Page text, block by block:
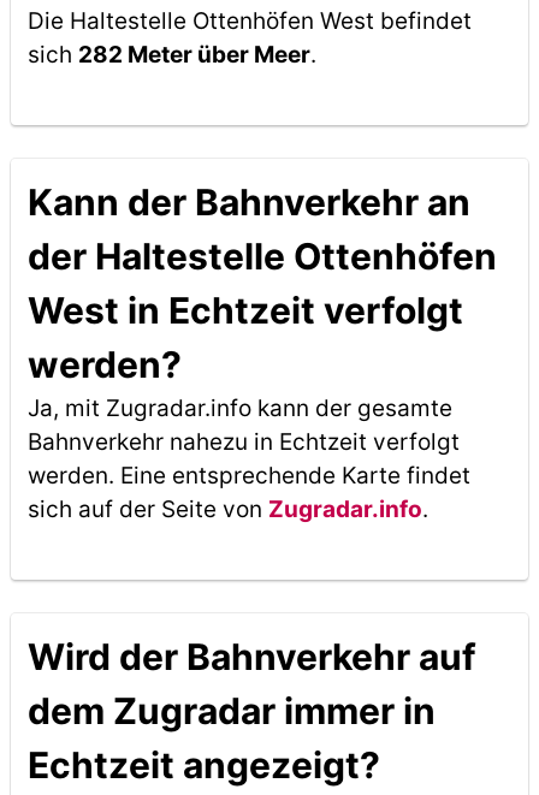
Die Haltestelle Ottenhöfen West befindet
sich 282 Meter über Meer.
Kann der Bahnverkehr an
der Haltestelle Ottenhöfen
West in Echtzeit verfolgt
werden?
Ja, mit Zugradar.info kann der gesamte
Bahnverkehr nahezu in Echtzeit verfolgt
werden. Eine entsprechende Karte findet
sich auf der Seite von Zugradar.info.
Wird der Bahnverkehr auf
dem Zugradar immer in
Echtzeit angezeigt?